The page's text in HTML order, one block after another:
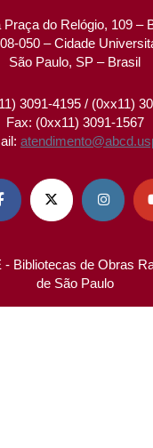
Praça do Relógio, 109 –
050 – Cidade
São Paulo, SP – Brasil
3091-4195 / (0xx11)
Fax: (0xx11) 3091-1567
 
Bibliotecas de Obras
de São Paulo